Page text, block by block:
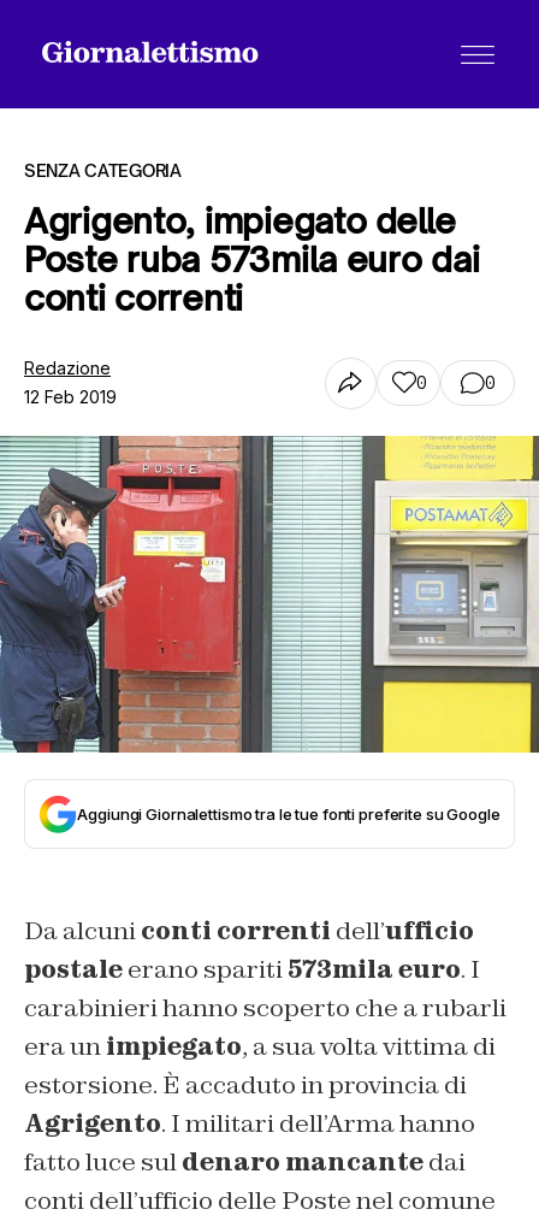
Tutti gli articoli
Chi siamo
Contatti
SENZA CATEGORIA
Agrigento, impiegato delle
Poste ruba 573mila euro dai
conti correnti
Redazione
12 Feb 2019
0 0
Aggiungi Giornalettismo tra le tue fonti preferite su Google
Da alcuniconti correnti dell’ufficio
postaleerano spariti573mila euro. I
carabinieri hanno scoperto che a rubarli
era unimpiegato, a sua volta vittima di
estorsione. È accaduto in provincia di
Agrigento. I militari dell’Arma hanno
fatto luce suldenaro mancantedai
conti dell’ufficio delle Poste nel comune